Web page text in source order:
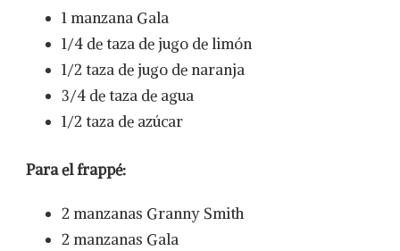
1 manzana Gala
1/4 de taza de jugo de limón
1/2 taza de jugo de naranja
3/4 de taza de agua
1/2 taza de azúcar
Para el frappé:
2 manzanas Granny Smith
2 manzanas Gala